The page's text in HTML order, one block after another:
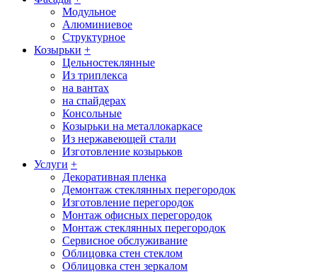
Модульное
Алюминиевое
Структурное
Козырьки +
Цельностеклянные
Из триплекса
на вантах
на спайдерах
Консольные
Козырьки на металлокаркасе
Из нержавеющей стали
Изготовление козырьков
Услуги +
Декоративная пленка
Демонтаж стеклянных перегородок
Изготовление перегородок
Монтаж офисных перегородок
Монтаж стеклянных перегородок
Сервисное обслуживание
Облицовка стен стеклом
Облицовка стен зеркалом